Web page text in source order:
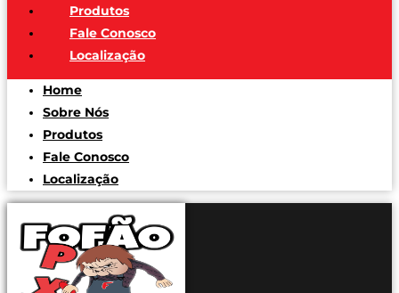
Produtos
Fale Conosco
Localização
Home
Sobre Nós
Produtos
Fale Conosco
Localização